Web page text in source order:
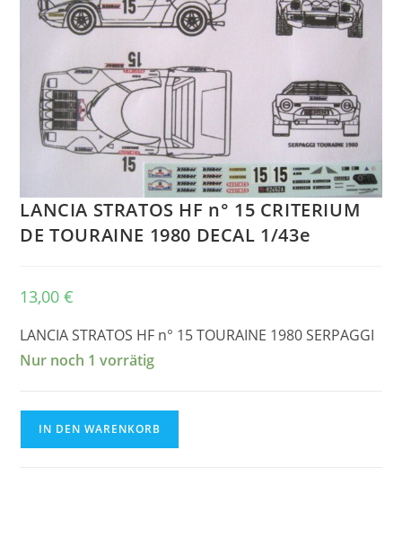
🔍
LANCIA STRATOS HF n° 15 CRITERIUM
DE TOURAINE 1980 DECAL 1/43e
13,00€
LANCIA STRATOS HF n° 15 TOURAINE 1980 SERPAGGI
Nur noch 1 vorrätig
IN DEN WARENKORB